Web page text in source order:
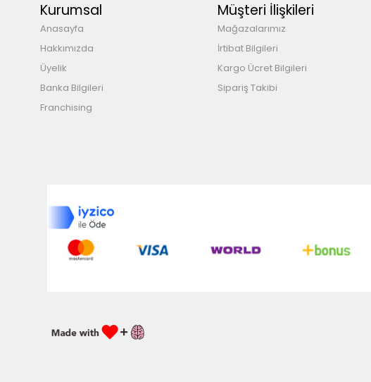
Kurumsal
Anasayfa
Hakkımızda
Üyelik
Banka Bilgileri
Franchising
Müşteri İlişkileri
Mağazalarımız
İrtibat Bilgileri
Kargo Ücret Bilgileri
Sipariş Takibi